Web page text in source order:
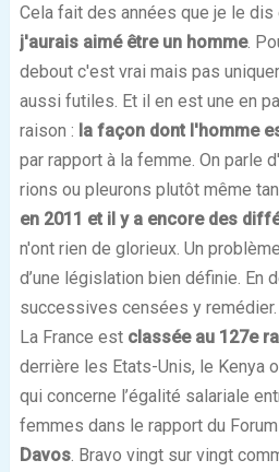
Cela fait des années que je le
j'aurais aimé être un homme.
debout c'est vrai mais pas
aussi futiles. Et il en est une en
raison : la façon dont l'homme
par rapport à la femme. On parle
rions ou pleurons plutôt même
en 2011 et il y a encore des
n'ont rien de glorieux. Un
d’une législation bien définie. En
successives censées y remédier.
La France est classée au 127e
derrière les Etats-Unis, le Kenya
qui concerne l’égalité salariale
femmes dans le rapport du
Davos. Bravo vingt sur vingt